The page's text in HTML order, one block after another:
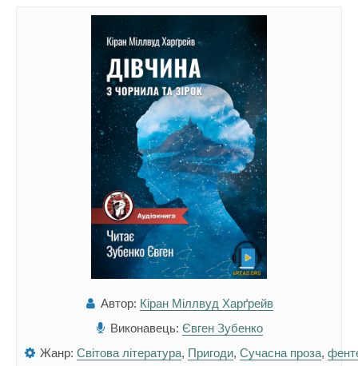
Автор: Кіран Міллвуд Харґрейв
Виконавець: Євген Зубенко
Жанр: Світова література, Пригоди, Сучасна проза,